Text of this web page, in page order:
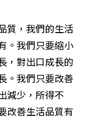
質，我們的生活
。我們只要縮小
，對出口成長的
。我們只要改善
減少，所得不
改善生活品質有